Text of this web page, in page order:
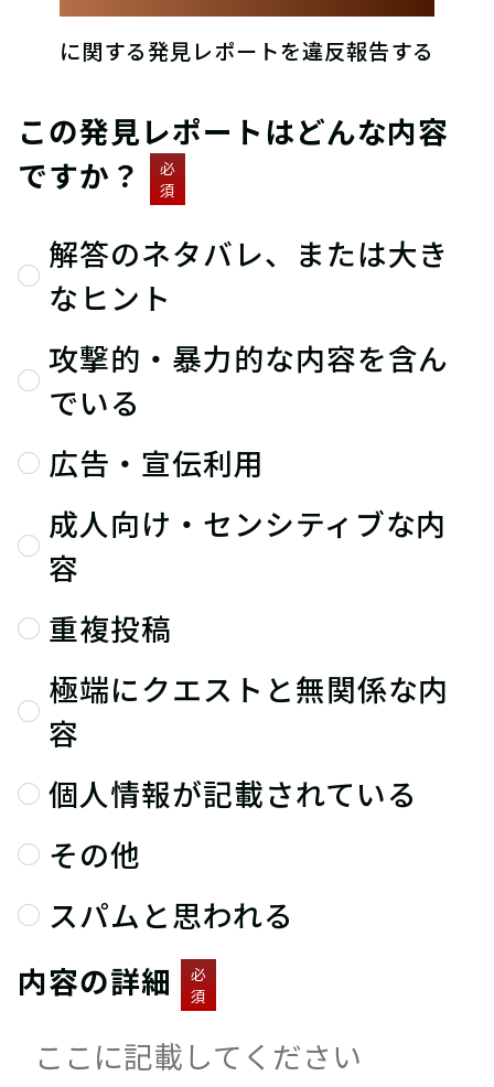
に関する発見レポートを違反報告する
この発見レポートはどんな内容
ですか？
必
須
解答のネタバレ、または大き
なヒント
攻撃的・暴力的な内容を含ん
でいる
広告・宣伝利用
成人向け・センシティブな内
容
重複投稿
極端にクエストと無関係な内
容
個人情報が記載されている
その他
スパムと思われる
内容の詳細
必
須